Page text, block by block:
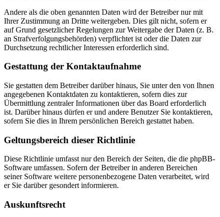
Andere als die oben genannten Daten wird der Betreiber nur mit
Ihrer Zustimmung an Dritte weitergeben. Dies gilt nicht, sofern er
auf Grund gesetzlicher Regelungen zur Weitergabe der Daten (z. B.
an Strafverfolgungsbehörden) verpflichtet ist oder die Daten zur
Durchsetzung rechtlicher Interessen erforderlich sind.
Gestattung der Kontaktaufnahme
Sie gestatten dem Betreiber darüber hinaus, Sie unter den von Ihnen
angegebenen Kontaktdaten zu kontaktieren, sofern dies zur
Übermittlung zentraler Informationen über das Board erforderlich
ist. Darüber hinaus dürfen er und andere Benutzer Sie kontaktieren,
sofern Sie dies in Ihrem persönlichen Bereich gestattet haben.
Geltungsbereich dieser Richtlinie
Diese Richtlinie umfasst nur den Bereich der Seiten, die die phpBB-
Software umfassen. Sofern der Betreiber in anderen Bereichen
seiner Software weitere personenbezogene Daten verarbeitet, wird
er Sie darüber gesondert informieren.
Auskunftsrecht